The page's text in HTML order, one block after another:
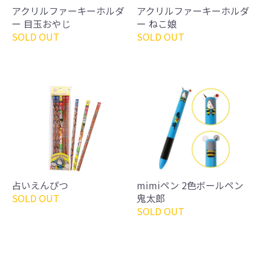
アクリルファーキーホルダ
ー 目玉おやじ
SOLD OUT
アクリルファーキーホルダ
ー ねこ娘
SOLD OUT
占いえんぴつ
SOLD OUT
mimiペン 2色ボールペン
鬼太郎
SOLD OUT